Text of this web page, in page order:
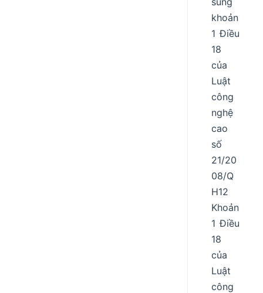
khoản
1 Điều
18
của
Luật
công
nghệ
cao
số
21/20
08/Q
H12
Khoản
1 Điều
18
của
Luật
công